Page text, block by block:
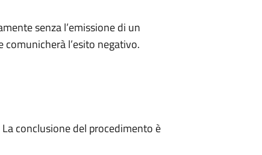
senza l’emissione di un
l’esito negativo.
conclusione del procedimento è